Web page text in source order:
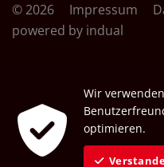
© 2026 Impressum
powered by indual
Wir
optimieren.